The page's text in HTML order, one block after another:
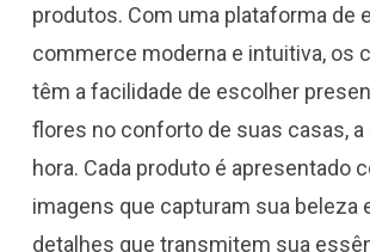
produtos. Com uma plataforma de
commerce moderna e intuitiva, os
têm a facilidade de escolher
flores no conforto de suas casas, a
hora. Cada produto é apresentado
imagens que capturam sua beleza
detalhes que transmitem sua